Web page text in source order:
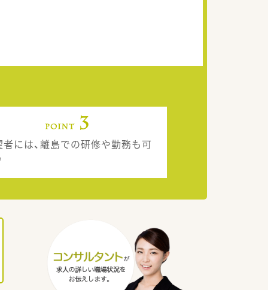
者には、離島での研修や勤務も可